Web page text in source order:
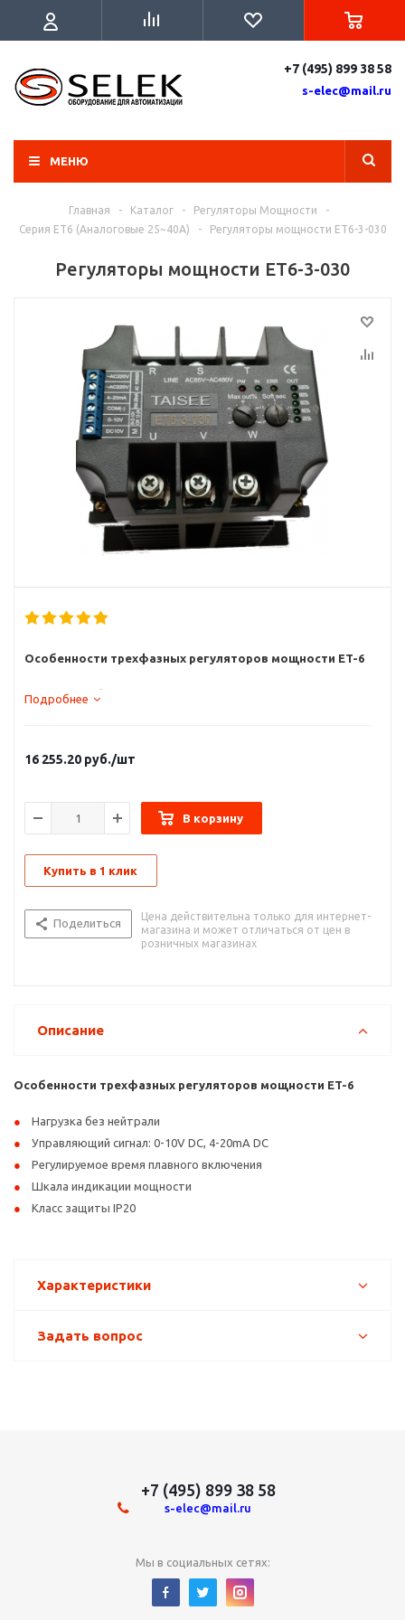
+7 (495) 899 38 58
s-elec@mail.ru
МЕНЮ
Главная - Каталог - Регуляторы Мощности
-
Серия ET6 (Аналоговые 25~40A)
- Регуляторы мощности ET6-3-030
Регуляторы мощности ET6-3-030
Особенности трехфазных регуляторов мощности ET-6
Нагрузка без нейтрали
Шкала индикации мощности
Подробнее
16 255.20 руб./шт
В корзину
Купить в 1 клик
Поделиться
Цена действительна только для интернет-
магазина и может отличаться от цен в
розничных магазинах
Описание
Особенности трехфазных регуляторов мощности ET-6
Нагрузка без нейтрали
Управляющий сигнал: 0-10V DC, 4-20mA DC
Регулируемое время плавного включения
Шкала индикации мощности
Класс защиты IP20
Характеристики
Задать вопрос
+7 (495) 899 38 58
s-elec@mail.ru
Мы в социальных сетях: